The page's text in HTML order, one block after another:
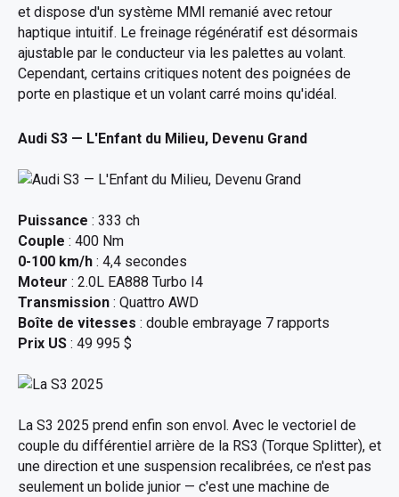
et dispose d'un système MMI remanié avec retour
haptique intuitif. Le freinage régénératif est désormais
ajustable par le conducteur via les palettes au volant.
Cependant, certains critiques notent des poignées de
porte en plastique et un volant carré moins qu'idéal.
Audi S3 — L'Enfant du Milieu, Devenu Grand
Puissance : 333 ch
Couple : 400 Nm
0-100 km/h : 4,4 secondes
Moteur : 2.0L EA888 Turbo I4
Transmission : Quattro AWD
Boîte de vitesses : double embrayage 7 rapports
Prix US : 49 995 $
La S3 2025 prend enfin son envol. Avec le vectoriel de
couple du différentiel arrière de la RS3 (Torque Splitter), et
une direction et une suspension recalibrées, ce n'est pas
seulement un bolide junior — c'est une machine de